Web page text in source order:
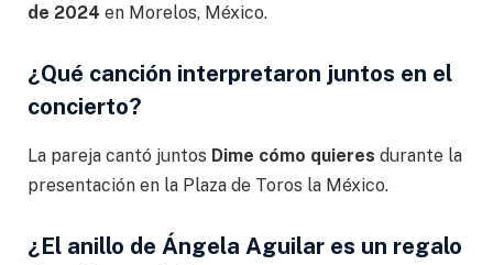
de 2024 en Morelos, México.
¿Qué canción interpretaron juntos en el
concierto?
La pareja cantó juntos Dime cómo quieres durante la
presentación en la Plaza de Toros la México.
¿El anillo de Ángela Aguilar es un regalo